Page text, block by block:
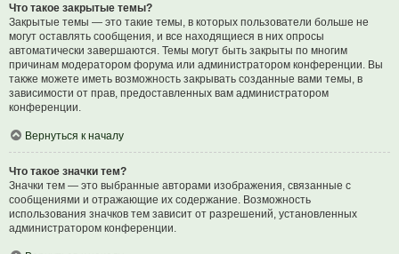
Что такое закрытые темы?
Закрытые темы — это такие темы, в которых пользователи больше не
могут оставлять сообщения, и все находящиеся в них опросы
автоматически завершаются. Темы могут быть закрыты по многим
причинам модератором форума или администратором конференции. Вы
также можете иметь возможность закрывать созданные вами темы, в
зависимости от прав, предоставленных вам администратором
конференции.
Вернуться к началу
Что такое значки тем?
Значки тем — это выбранные авторами изображения, связанные с
сообщениями и отражающие их содержание. Возможность
использования значков тем зависит от разрешений, установленных
администратором конференции.